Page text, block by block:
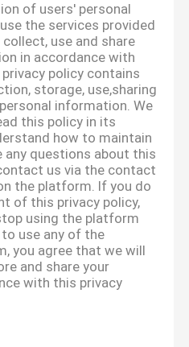
of users' personal
the services provided
use and share
in accordance with
policy contains
storage, use,sharing
information. We
this policy in its
how to maintain
any questions about this
us via the contact
the platform. If you do
of this privacy policy,
using the platform
use any of the
you agree that we will
and share your
with this privacy